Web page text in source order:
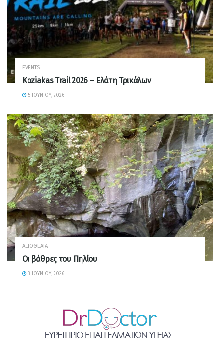
EVENTS
Koziakas Trail 2026 – Ελάτη Τρικάλων
5 ΙΟΥΝΊΟΥ, 2026
ΑΞΙΟΘΈΑΤΑ
Οι βάθρες του Πηλίου
3 ΙΟΥΝΊΟΥ, 2026